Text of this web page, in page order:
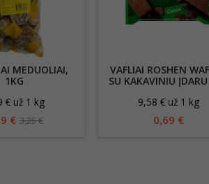
MEDUOLIAI,
1KG
€ už 1 kg
€ 3,25 €
VAFLIAI ROSHEN
SU KAKAVINIU
9,58 € už 1 kg
0,69 €